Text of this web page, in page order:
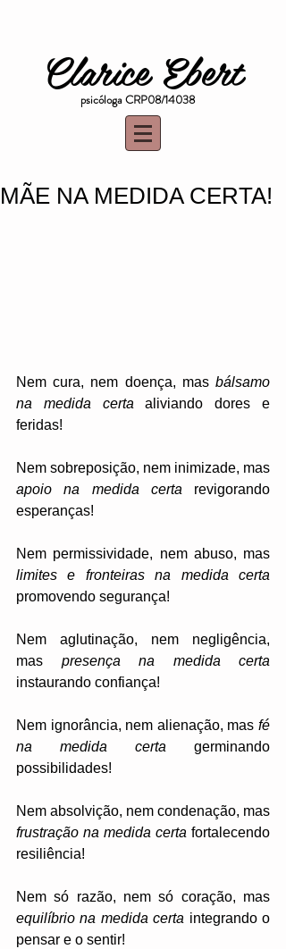
Clarice Ebert
psicóloga CRP08/14038
MÃE NA MEDIDA CERTA!
Nem cura, nem doença, mas bálsamo
na medida certa aliviando dores e
feridas!
apoio na medida certa revigorando
esperanças!
limites e fronteiras na medida certa
promovendo segurança!
Nem aglutinação, nem negligência,
mas presença na medida certa
instaurando confiança!
Nem ignorância, nem alienação, mas fé
na medida certa germinando
possibilidades!
frustração na medida certa fortalecendo
resiliência!
equilíbrio na medida certa integrando o
pensar e o sentir!